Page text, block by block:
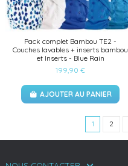
Pack complet Bambou TE2 -
Couches lavables + inserts bambou
et Inserts - Blue Rain
199,90 €
AJOUTER AU PANIER
1 2